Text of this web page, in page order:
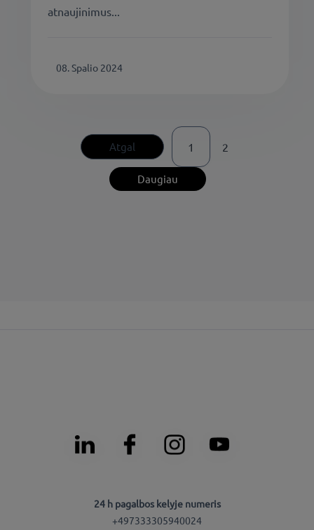
atnaujinimus...
08. Spalio 2024
Atgal 1 2
Daugiau
24 h pagalbos kelyje numeris
+497333305940024